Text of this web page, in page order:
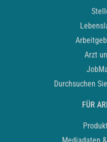
Arzt
Durchsuchen
FÜR